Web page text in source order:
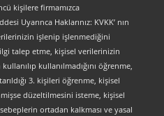
kişilere firmamızca
Uyarınca Haklarınız: KVKK’ nın
işlenip işlenmediğini
talep etme, kişisel verilerinizin
kullanılmadığını öğrenme,
3. kişileri öğrenme, kişisel
düzeltilmesini isteme, kişisel
ortadan kalkması ve yasal